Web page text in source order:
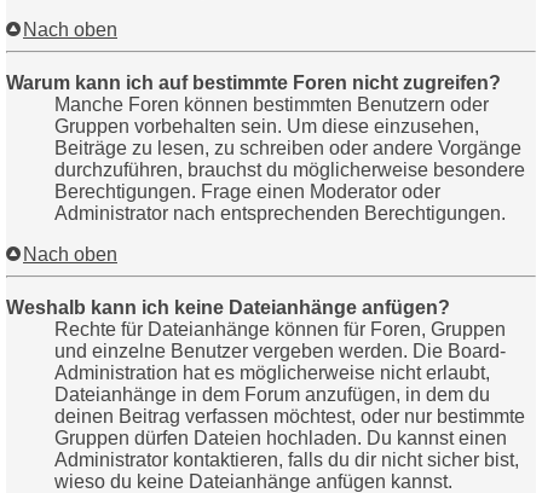
Nach oben
Warum kann ich auf bestimmte Foren nicht zugreifen?
Manche Foren können bestimmten Benutzern oder
Gruppen vorbehalten sein. Um diese einzusehen,
Beiträge zu lesen, zu schreiben oder andere Vorgänge
durchzuführen, brauchst du möglicherweise besondere
Berechtigungen. Frage einen Moderator oder
Administrator nach entsprechenden Berechtigungen.
Nach oben
Weshalb kann ich keine Dateianhänge anfügen?
Rechte für Dateianhänge können für Foren, Gruppen
und einzelne Benutzer vergeben werden. Die Board-
Administration hat es möglicherweise nicht erlaubt,
Dateianhänge in dem Forum anzufügen, in dem du
deinen Beitrag verfassen möchtest, oder nur bestimmte
Gruppen dürfen Dateien hochladen. Du kannst einen
Administrator kontaktieren, falls du dir nicht sicher bist,
wieso du keine Dateianhänge anfügen kannst.